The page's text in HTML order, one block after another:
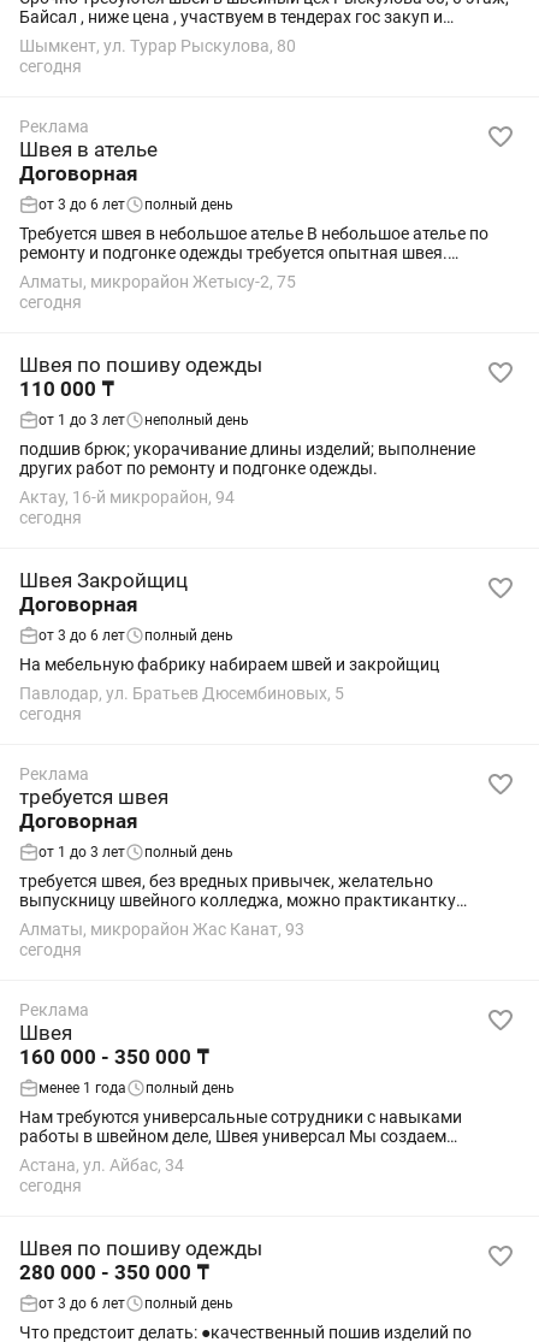
Байсал , ниже цена , участвуем в тендерах гос закуп и
Самурык, работа стабильная, все соц пакеты имеются, 9-
18.00, обед 12.30-13.00 зарплата...
Шымкент, ул. Турар Рыскулова, 80
сегодня
Реклама
Швея в ателье
Договорная
от 3 до 6 лет полный день
Требуется швея в небольшое ателье В небольшое ателье по
ремонту и подгонке одежды требуется опытная швея.
Требования: профессиональный опыт в ремонте и подгонке
одежды; умение кроить и шить; ...
Алматы, микрорайон Жетысу-2, 75
сегодня
Швея по пошиву одежды
110 000 ₸
от 1 до 3 лет неполный день
подшив брюк; укорачивание длины изделий; выполнение
других работ по ремонту и подгонке одежды.
Актау, 16-й микрорайон, 94
сегодня
Швея Закройщиц
Договорная
от 3 до 6 лет полный день
На мебельную фабрику набираем швей и закройщиц
Павлодар, ул. Братьев Дюсембиновых, 5
сегодня
Реклама
требуется швея
Договорная
от 1 до 3 лет полный день
требуется швея, без вредных привычек, желательно
выпускницу швейного колледжа, можно практикантку
швейного колледжа.
Алматы, микрорайон Жас Канат, 93
сегодня
Реклама
Швея
160 000 - 350 000 ₸
менее 1 года полный день
Нам требуются универсальные сотрудники с навыками
работы в швейном деле, Швея универсал Мы создаем
уникальные продукты, давая им вторую жизнь. Мы ищем
людей, готовых выполнять любую работу: -...
Астана, ул. Айбас, 34
сегодня
Швея по пошиву одежды
280 000 - 350 000 ₸
от 3 до 6 лет полный день
Что предстоит делать: ●качественный пошив изделий по